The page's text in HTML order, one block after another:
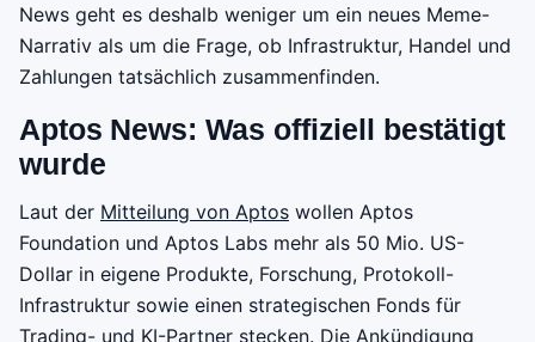
News geht es deshalb weniger um ein neues Meme-
Narrativ als um die Frage, ob Infrastruktur, Handel und
Zahlungen tatsächlich zusammenfinden.
Aptos News: Was offiziell bestätigt
wurde
Laut der Mitteilung von Aptos wollen Aptos
Foundation und Aptos Labs mehr als 50 Mio. US-
Dollar in eigene Produkte, Forschung, Protokoll-
Infrastruktur sowie einen strategischen Fonds für
Trading- und KI-Partner stecken. Die Ankündigung